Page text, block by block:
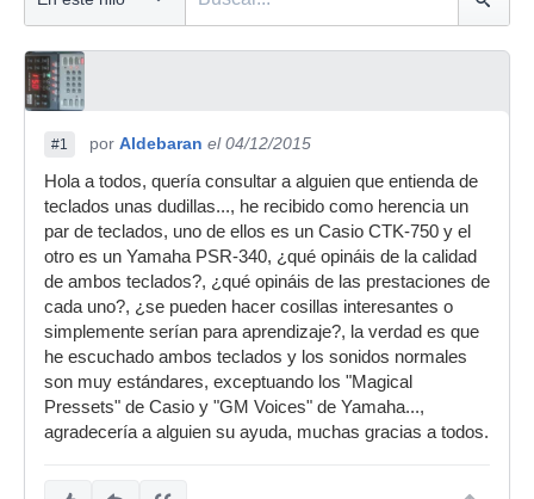
#1 por Aldebaran el 04/12/2015
Hola a todos, quería consultar a alguien que entienda de
teclados unas dudillas..., he recibido como herencia un
par de teclados, uno de ellos es un Casio CTK-750 y el
otro es un Yamaha PSR-340, ¿qué opináis de la calidad
de ambos teclados?, ¿qué opináis de las prestaciones de
cada uno?, ¿se pueden hacer cosillas interesantes o
simplemente serían para aprendizaje?, la verdad es que
he escuchado ambos teclados y los sonidos normales
son muy estándares, exceptuando los "Magical
Pressets" de Casio y "GM Voices" de Yamaha...,
agradecería a alguien su ayuda, muchas gracias a todos.